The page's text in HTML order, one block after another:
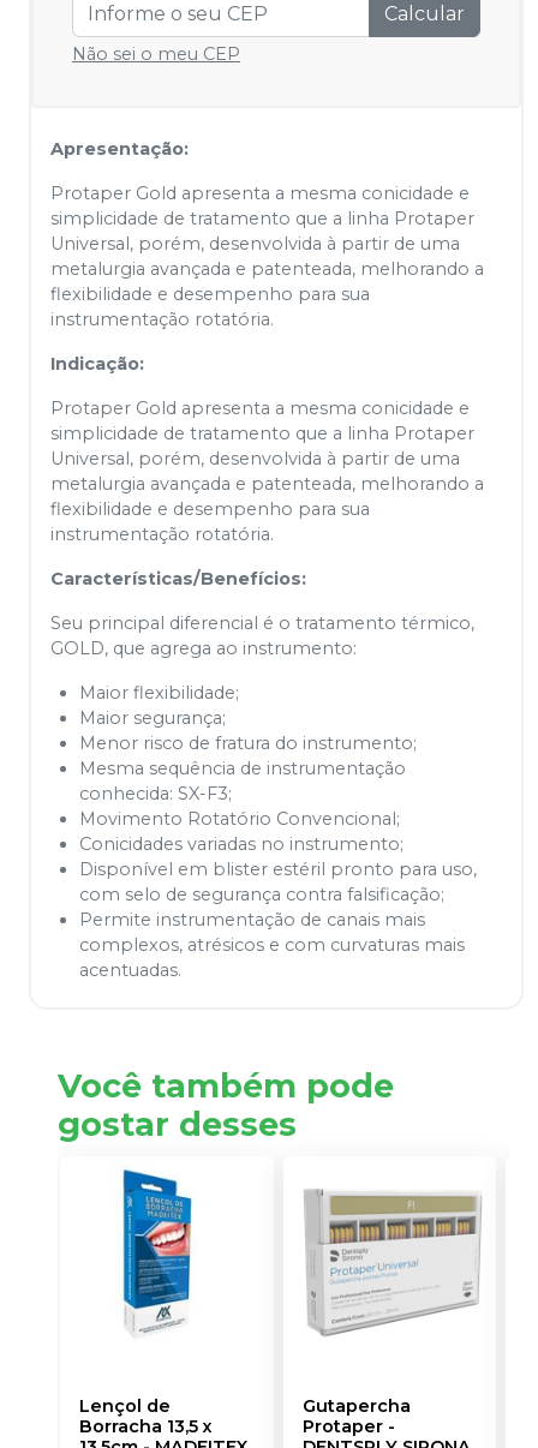
Calcular
Não sei o meu CEP
Apresentação:
Protaper Gold apresenta a mesma conicidade e
simplicidade de tratamento que a linha Protaper
Universal, porém, desenvolvida à partir de uma
metalurgia avançada e patenteada, melhorando a
flexibilidade e desempenho para sua
instrumentação rotatória.
Indicação:
Protaper Gold apresenta a mesma conicidade e
simplicidade de tratamento que a linha Protaper
Universal, porém, desenvolvida à partir de uma
metalurgia avançada e patenteada, melhorando a
flexibilidade e desempenho para sua
instrumentação rotatória.
Características/Benefícios:
Seu principal diferencial é o tratamento térmico,
GOLD, que agrega ao instrumento:
Maior flexibilidade;
Maior segurança;
Menor risco de fratura do instrumento;
Mesma sequência de instrumentação
conhecida: SX-F3;
Movimento Rotatório Convencional;
Conicidades variadas no instrumento;
Disponível em blister estéril pronto para uso,
com selo de segurança contra falsificação;
Permite instrumentação de canais mais
complexos, atrésicos e com curvaturas mais
acentuadas.
Você também pode
gostar desses
Lençol de
Borracha 13,5 x
Gutapercha
Protaper-